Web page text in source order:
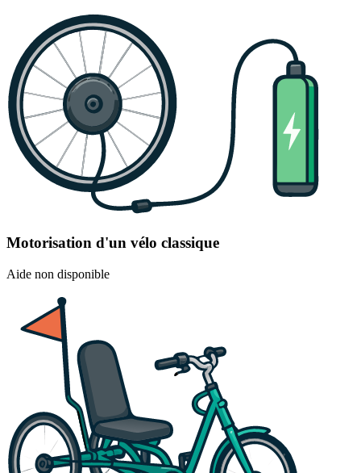
Motorisation d'un vélo classique
Aide non disponible